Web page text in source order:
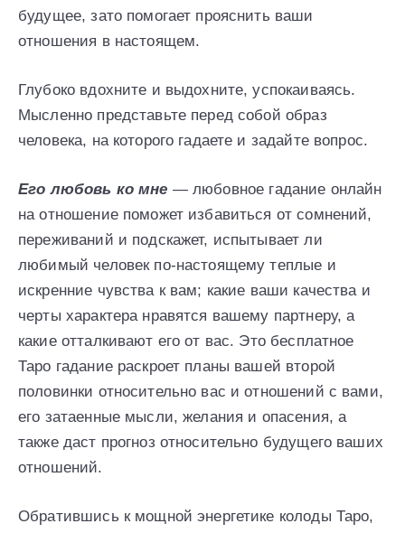
будущее, зато помогает прояснить ваши
отношения в настоящем.
Глубоко вдохните и выдохните, успокаиваясь.
Мысленно представьте перед собой образ
человека, на которого гадаете и задайте вопрос.
Его любовь ко мне — любовное гадание онлайн
на отношение поможет избавиться от сомнений,
переживаний и подскажет, испытывает ли
любимый человек по-настоящему теплые и
искренние чувства к вам; какие ваши качества и
черты характера нравятся вашему партнеру, а
какие отталкивают его от вас. Это бесплатное
Таро гадание раскроет планы вашей второй
половинки относительно вас и отношений с вами,
его затаенные мысли, желания и опасения, а
также даст прогноз относительно будущего ваших
отношений.
Обратившись к мощной энергетике колоды Таро,